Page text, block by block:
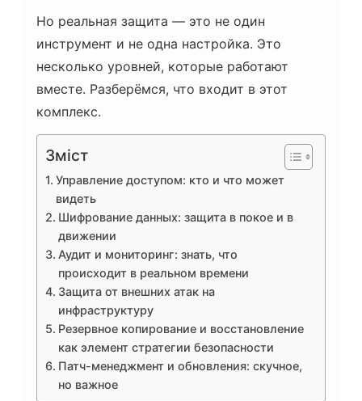
Но реальная защита — это не один
инструмент и не одна настройка. Это
несколько уровней, которые работают
вместе. Разберёмся, что входит в этот
комплекс.
Зміст
Управление доступом: кто и что может
видеть
Шифрование данных: защита в покое и в
движении
Аудит и мониторинг: знать, что
происходит в реальном времени
Защита от внешних атак на
инфраструктуру
Резервное копирование и восстановление
как элемент стратегии безопасности
Патч-менеджмент и обновления: скучное,
но важное